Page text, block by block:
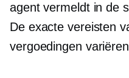
agent vermeldt in de
De exacte vereisten
vergoedingen